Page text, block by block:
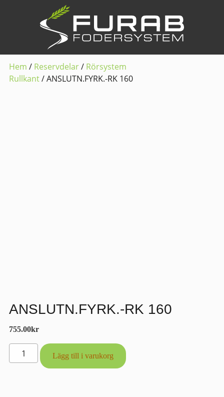
Hem / Reservdelar/ Rörsystem
Rullkant/ ANSLUTN.FYRK.-RK 160
ANSLUTN.FYRK.-RK 160
755.00kr
ANSLUTN.FYRK.-
RK
Lägg till i varukorg